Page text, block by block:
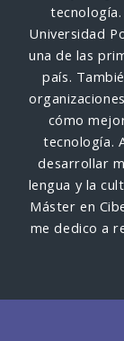
Universidad
una de las
país.
cómo
tecnología.
desarrollar
lengua y la
Máster en
me dedico a